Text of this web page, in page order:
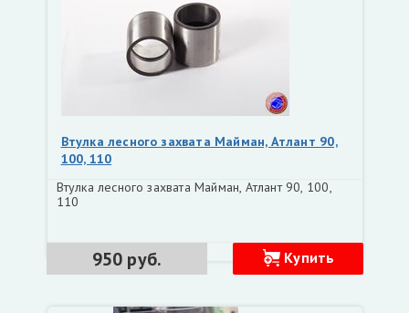
Втулка лесного захвата Майман, Атлант 90,
100, 110
Втулка лесного захвата Майман, Атлант 90, 100,
110
950 руб. Купить